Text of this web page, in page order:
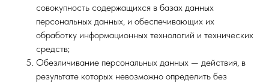
совокупность содержащихся в базах данных
персональных данных, и обеспечивающих их
обработку информационных технологий и технических
средств;
Обезличивание персональных данных — действия, в
результате которых невозможно определить без